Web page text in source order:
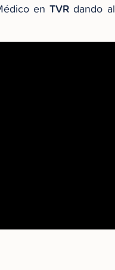
enTVRdando